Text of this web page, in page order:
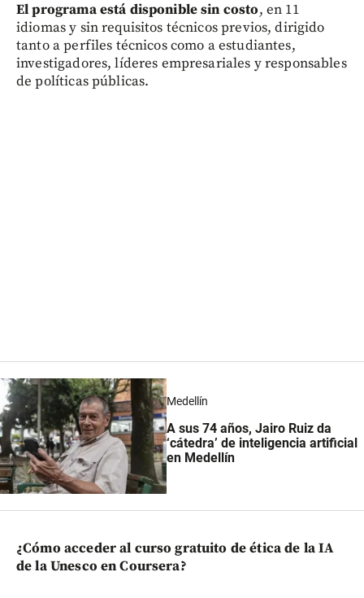
El programa está disponible sin costo, en 11
idiomas y sin requisitos técnicos previos, dirigido
tanto a perfiles técnicos como a estudiantes,
investigadores, líderes empresariales y responsables
de políticas públicas.
Medellín
A sus 74 años, Jairo Ruiz da
‘cátedra’ de inteligencia artificial
en Medellín
¿Cómo acceder al curso gratuito de ética de la IA
de la Unesco en Coursera?